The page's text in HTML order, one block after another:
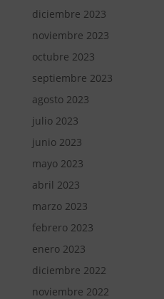
diciembre 2023
noviembre 2023
octubre 2023
septiembre 2023
agosto 2023
julio 2023
junio 2023
mayo 2023
abril 2023
marzo 2023
febrero 2023
enero 2023
diciembre 2022
noviembre 2022